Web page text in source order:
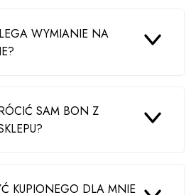
WYMIANIE NA
SAM BON Z
KUPIONEGO DLA MNIE